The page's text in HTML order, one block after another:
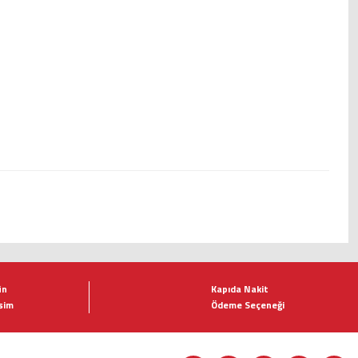
Kapıda Nakit
Ödeme Seçeneği